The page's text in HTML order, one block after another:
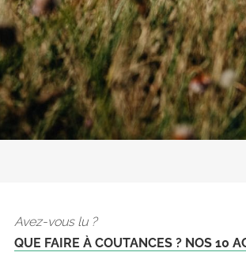
Avez-vous lu ?
QUE FAIRE À COUTANCES ? NOS 10